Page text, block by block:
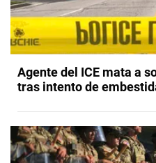
Agente del ICE mata a
tras intento de